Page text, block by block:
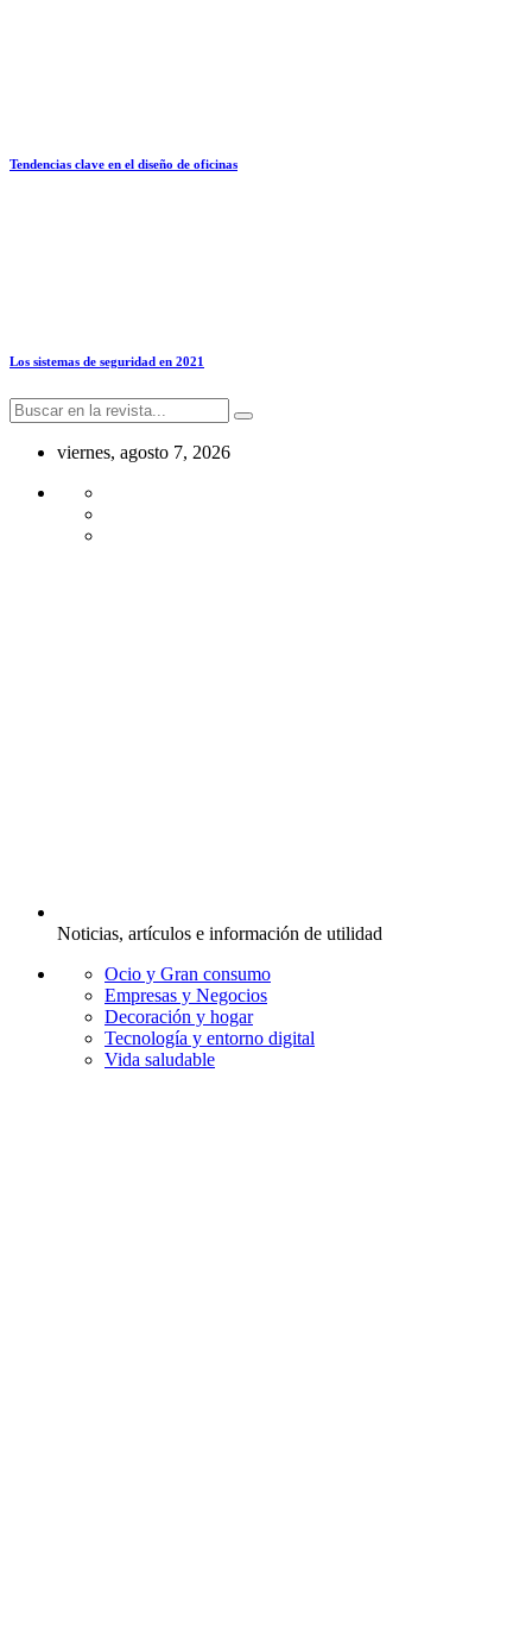
Tendencias clave en el diseño de oficinas
Los sistemas de seguridad en 2021
viernes, agosto 7, 2026
Noticias, artículos e información de utilidad
Ocio y Gran consumo
Empresas y Negocios
Decoración y hogar
Tecnología y entorno digital
Vida saludable